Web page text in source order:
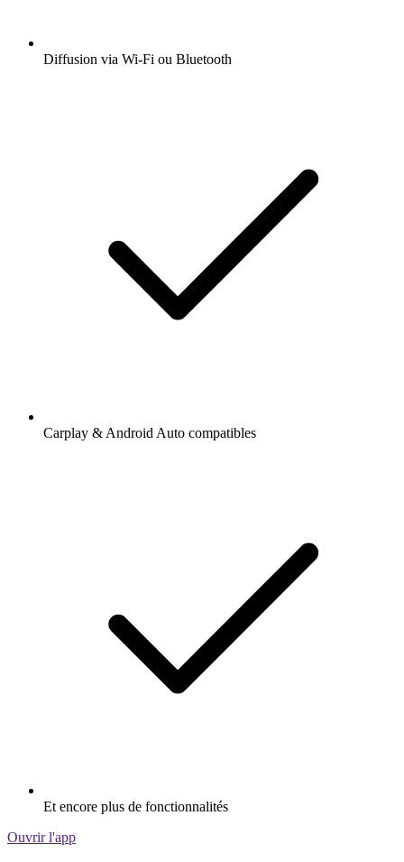
Diffusion via Wi-Fi ou Bluetooth
Carplay & Android Auto compatibles
Et encore plus de fonctionnalités
Ouvrir l'app